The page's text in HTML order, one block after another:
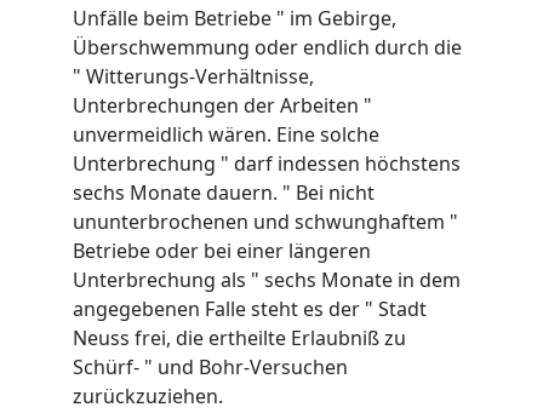
Unfälle beim Betriebe " im Gebirge,
Überschwemmung oder endlich durch die
" Witterungs-Verhältnisse,
Unterbrechungen der Arbeiten "
unvermeidlich wären. Eine solche
Unterbrechung " darf indessen höchstens
sechs Monate dauern. " Bei nicht
ununterbrochenen und schwunghaftem "
Betriebe oder bei einer längeren
Unterbrechung als " sechs Monate in dem
angegebenen Falle steht es der " Stadt
Neuss frei, die ertheilte Erlaubniß zu
Schürf- " und Bohr-Versuchen
zurückzuziehen.